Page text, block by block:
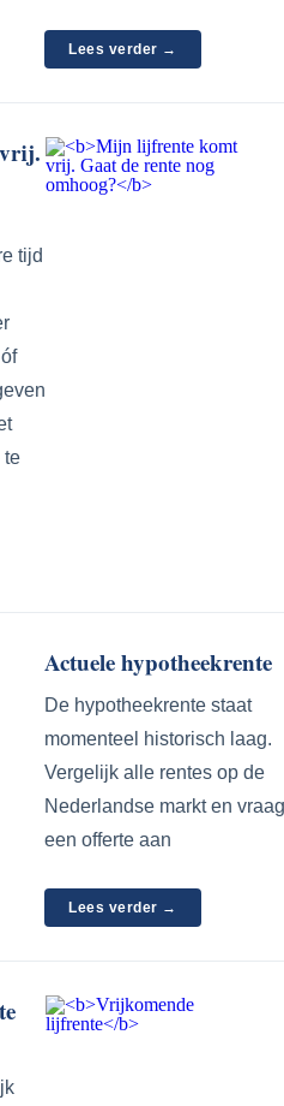
Lees verder →
tijd
te
Actuele hypotheekrente
De hypotheekrente staat
momenteel historisch laag.
Vergelijk alle rentes op de
Nederlandse markt en vraag
een offerte aan
Lees verder →